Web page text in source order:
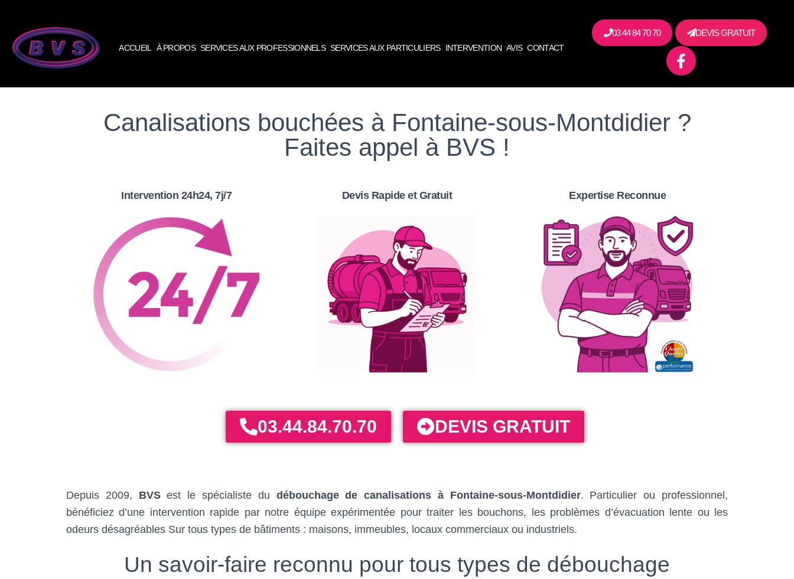
ACCUEIL À PROPOS SERVICES AUX PROFESSIONNELS SERVICES AUX PARTICULIERS INTERVENTION AVIS CONTACT
03 44 84 70 70 DEVIS GRATUIT
Canalisations bouchées à Fontaine-sous-Montdidier ?
Faites appel à BVS !
Intervention 24h24, 7j/7 Devis Rapide et Gratuit Expertise Reconnue
03.44.84.70.70 DEVIS GRATUIT
Depuis 2009, BVSest le spécialiste du débouchage de canalisations à Fontaine-sous-Montdidier. Particulier ou professionnel,
bénéficiez d’une intervention rapide par notre équipe expérimentée pour traiter les bouchons, les problèmes d’évacuation lente ou les
odeurs désagréables Sur tous types de bâtiments : maisons, immeubles, locaux commerciaux ou industriels.
Un savoir-faire reconnu pour tous types de débouchage